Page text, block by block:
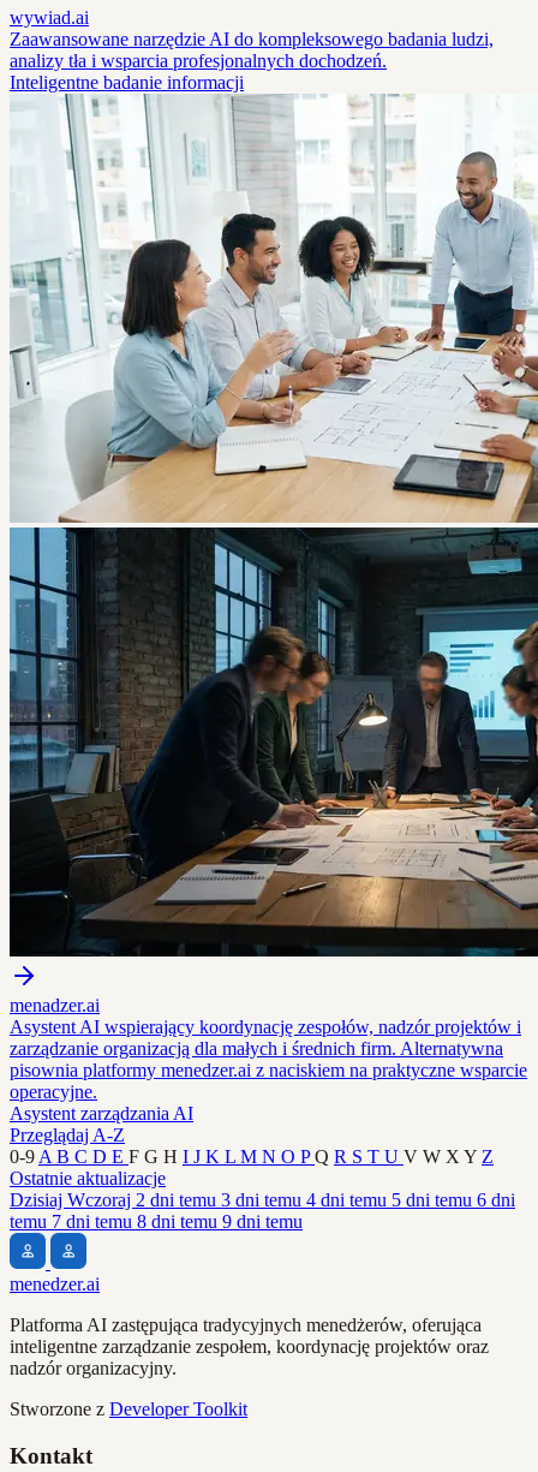
wywiad.ai
Zaawansowane narzędzie AI do kompleksowego badania ludzi,
analizy tła i wsparcia profesjonalnych dochodzeń.
Inteligentne badanie informacji
menadzer.ai
Asystent AI wspierający koordynację zespołów, nadzór projektów i
zarządzanie organizacją dla małych i średnich firm. Alternatywna
pisownia platformy menedzer.ai z naciskiem na praktyczne wsparcie
operacyjne.
Asystent zarządzania AI
Przeglądaj A-Z
0-9AB C D E F G H I J K L M N O PQ R S T U V W XY Z
Ostatnie aktualizacje
Dzisiaj Wczoraj 2 dni temu 3 dni temu 4 dni temu 5 dni temu 6 dni
temu 7 dni temu 8 dni temu 9 dni temu
menedzer.ai
Platforma AI zastępująca tradycyjnych menedżerów, oferująca
inteligentne zarządzanie zespołem, koordynację projektów oraz
nadzór organizacyjny.
Stworzone z Developer Toolkit
Kontakt